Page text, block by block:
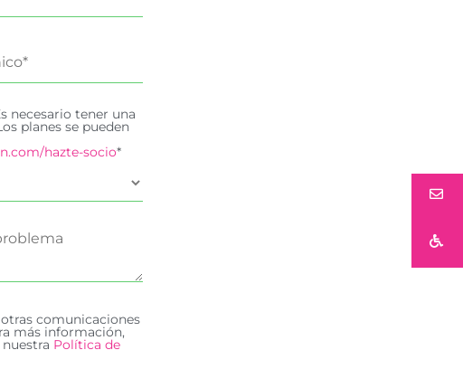
necesario tener una
planes se pueden
hazte-socio*
comunicaciones
más información,
Política de